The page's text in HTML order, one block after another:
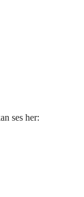
ses her: